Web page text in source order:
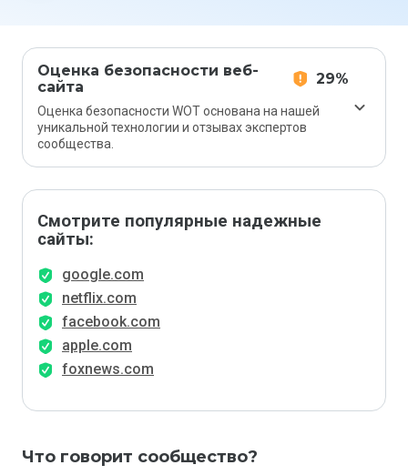
Оценка безопасности веб-
сайта
29%
Оценка безопасности WOT основана на нашей
уникальной технологии и отзывах экспертов
сообщества.
Смотрите популярные надежные
сайты:
google.com
netflix.com
facebook.com
apple.com
foxnews.com
Что говорит сообщество?